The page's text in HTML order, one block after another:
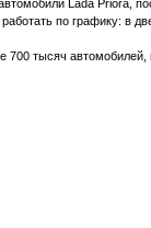
Lada Priora,
по графику: в
700 тысяч